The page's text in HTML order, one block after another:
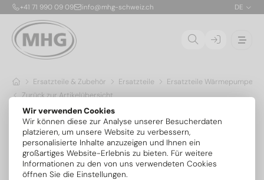
Wir verwenden Cookies
Wir können diese zur Analyse unserer Besucherdaten
platzieren, um unsere Website zu verbessern,
personalisierte Inhalte anzuzeigen und Ihnen ein
großartiges Website-Erlebnis zu bieten. Für weitere
Informationen zu den von uns verwendeten Cookies
öffnen Sie die Einstellungen.
+41 71 990 09 09 info@mhg-schweiz.ch DE
Ersatzteile & Zubehör Ersatzteile
Ersatzteile Wärmepumpen
Zurück zur Artikelübersicht